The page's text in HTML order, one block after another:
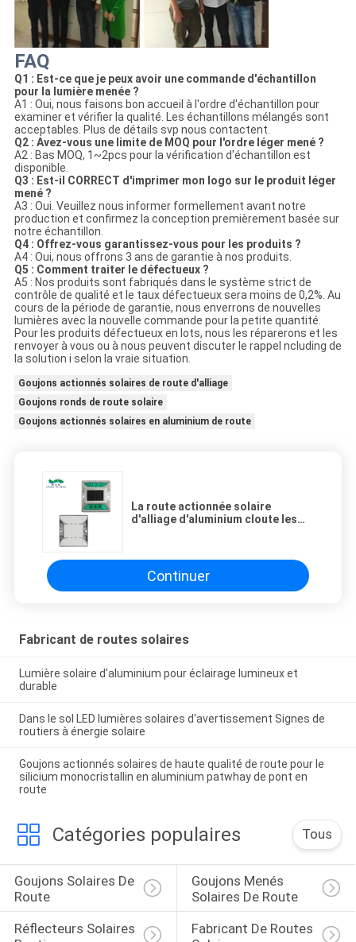
FAQ
Q1 : Est-ce que je peux avoir une commande d'échantillon
pour la lumière menée ?
A1 : Oui, nous faisons bon accueil à l'ordre d'échantillon pour
examiner et vérifier la qualité. Les échantillons mélangés sont
acceptables. Plus de détails svp nous contactent.
Q2 : Avez-vous une limite de MOQ pour l'ordre léger mené ?
A2 : Bas MOQ, 1~2pcs pour la vérification d'échantillon est
disponible.
Q3 : Est-il CORRECT d'imprimer mon logo sur le produit léger
mené ?
A3 : Oui. Veuillez nous informer formellement avant notre
production et confirmez la conception premièrement basée sur
notre échantillon.
Q4 : Offrez-vous garantissez-vous pour les produits ?
A4 : Oui, nous offrons 3 ans de garantie à nos produits.
Q5 : Comment traiter le défectueux ?
A5 : Nos produits sont fabriqués dans le système strict de
contrôle de qualité et le taux défectueux sera moins de 0,2%. Au
cours de la période de garantie, nous enverrons de nouvelles
lumières avec la nouvelle commande pour la petite quantité.
Pour les produits défectueux en lots, nous les réparerons et les
renvoyer à vous ou à nous peuvent discuter le rappel ncluding de
la solution i selon la vraie situation.
Goujons actionnés solaires de route d'alliage
Goujons ronds de route solaire
Goujons actionnés solaires en aluminium de route
La route actionnée solaire
d'alliage d'aluminium cloute les
Continuer
Fabricant de routes solaires
Lumière solaire d'aluminium pour éclairage lumineux et
durable
Dans le sol LED lumières solaires d'avertissement Signes de
routiers à énergie solaire
Goujons actionnés solaires de haute qualité de route pour le
silicium monocristallin en aluminium patwhay de pont en
route
Catégories populaires Tous
Goujons Solaires De
Route
Goujons Menés
Solaires De Route
Réflecteurs Solaires
Fabricant De Routes